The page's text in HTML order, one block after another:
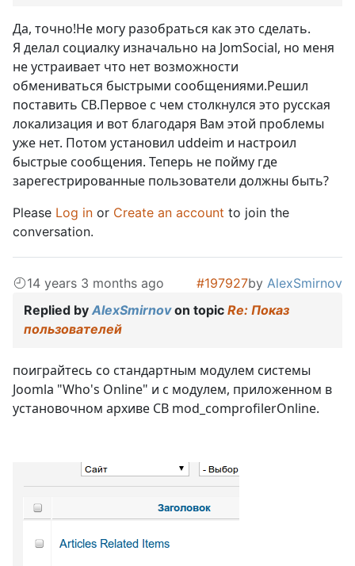
Да, точно!Не могу разобраться как это сделать.
Я делал социалку изначально на JomSocial, но меня
не устраивает что нет возможности
обмениваться быстрыми сообщениями.Решил
поставить CB.Первое с чем столкнулся это русская
локализация и вот благодаря Вам этой проблемы
уже нет. Потом установил uddeim и настроил
быстрые сообщения. Теперь не пойму где
зарегестрированные пользователи должны быть?
Please Log in or Create an account to join the
conversation.
14 years 3 months ago #197927by AlexSmirnov
Replied by AlexSmirnovon topic Re: Показ
пользователей
поиграйтесь со стандартным модулем системы
Joomla "Who's Online" и с модулем, приложенном в
установочном архиве СВ mod_comprofilerOnline.